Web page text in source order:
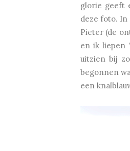
glorie geeft
deze foto. In
Pieter (de
en ik liepen
uitzien bij
begonnen
een